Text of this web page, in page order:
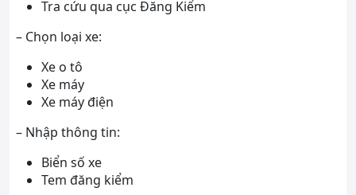
Tra cứu qua cục Đăng Kiểm
– Chọn loại xe:
Xe o tô
Xe máy
Xe máy điện
– Nhập thông tin:
Biển số xe
Tem đăng kiểm